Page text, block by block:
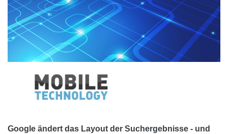
Google ändert das Layout der Suchergebnisse - und